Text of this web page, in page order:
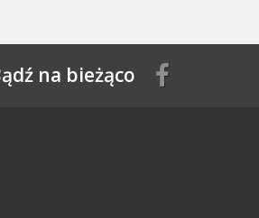
na bieżąco